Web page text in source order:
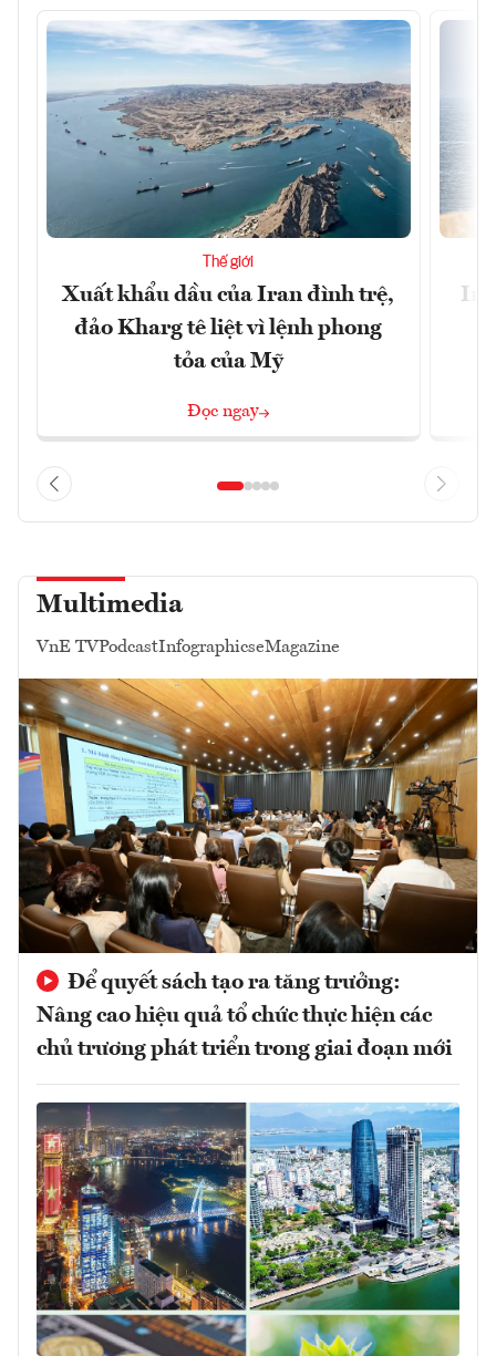
Thế giới
Xuất khẩu dầu của Iran đình trệ,
đảo Kharg tê liệt vì lệnh phong
tỏa của Mỹ
Đọc ngay
Multimedia
VnE TVPodcastInfographicseMagazine
Để quyết sách tạo ra tăng trưởng:
Nâng cao hiệu quả tổ chức thực hiện các
chủ trương phát triển trong giai đoạn mới